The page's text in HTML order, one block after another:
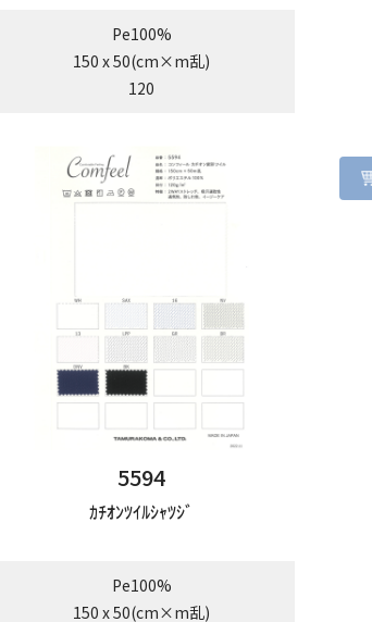
Pe100%
150 x 50(cm×m乱)
120
5594
ｶﾁｵﾝﾂｲﾙｼｬﾂｼﾞ
Pe100%
150 x 50(cm×m乱)